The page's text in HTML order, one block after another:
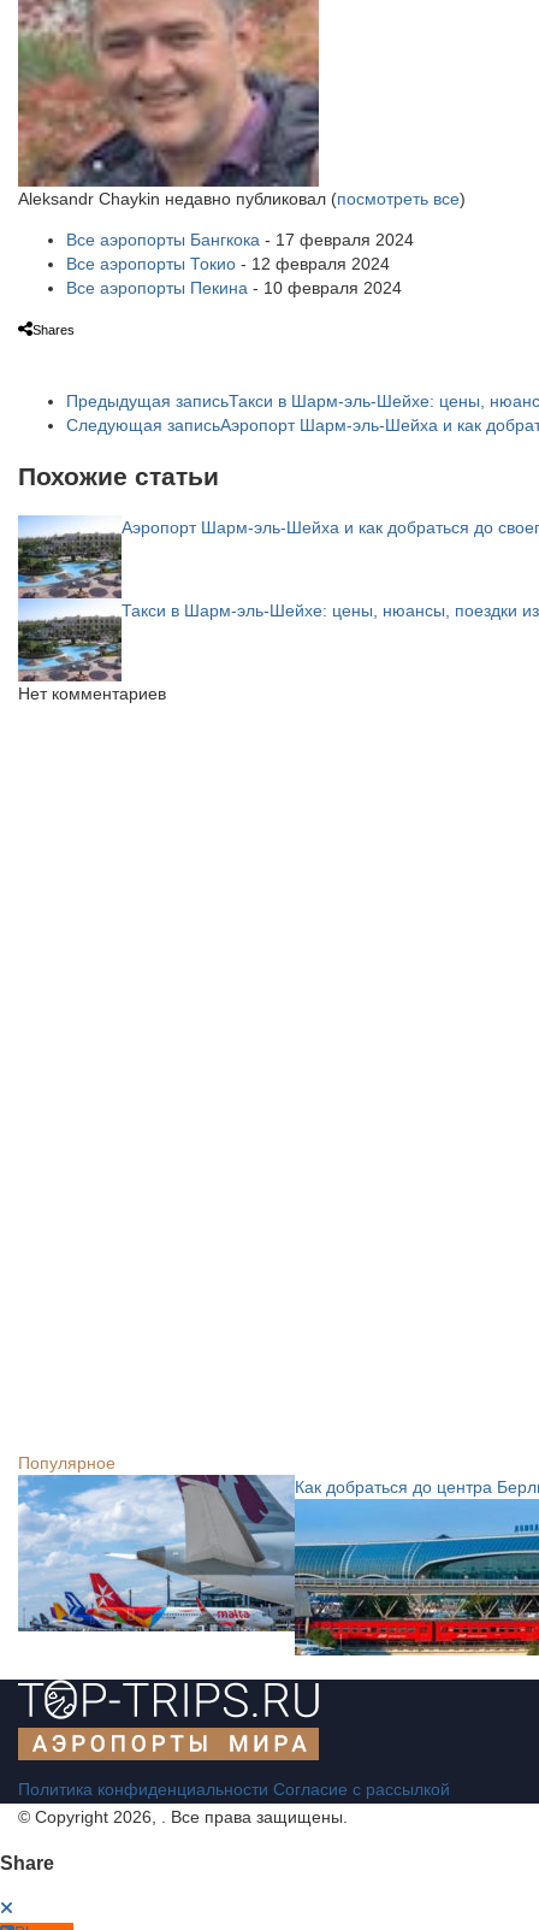
Aleksandr Chaykin недавно публиковал (посмотреть все)
Все аэропорты Бангкока - 17 февраля 2024
Все аэропорты Токио - 12 февраля 2024
Все аэропорты Пекина - 10 февраля 2024
Shares
Предыдущая записьТакси в Шарм-эль-Шейхе: цены,
Следующая записьАэропорт Шарм-эль-Шейха и как
Похожие статьи
Аэропорт Шарм-эль-Шейха и как добраться до
Такси в Шарм-эль-Шейхе: цены, нюансы, поездки
Нет комментариев
Популярное
Как добраться до центра
Политика конфиденциальности Согласие с рассылкой
© Copyright 2026, . Все права защищены.
Share